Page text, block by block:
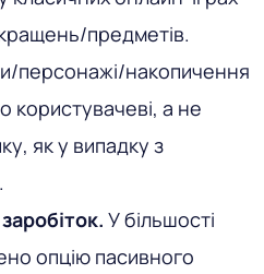
предметів.
персонажі/накопичення
користувачеві, а не
як у випадку з
У більшості
опцію пасивного